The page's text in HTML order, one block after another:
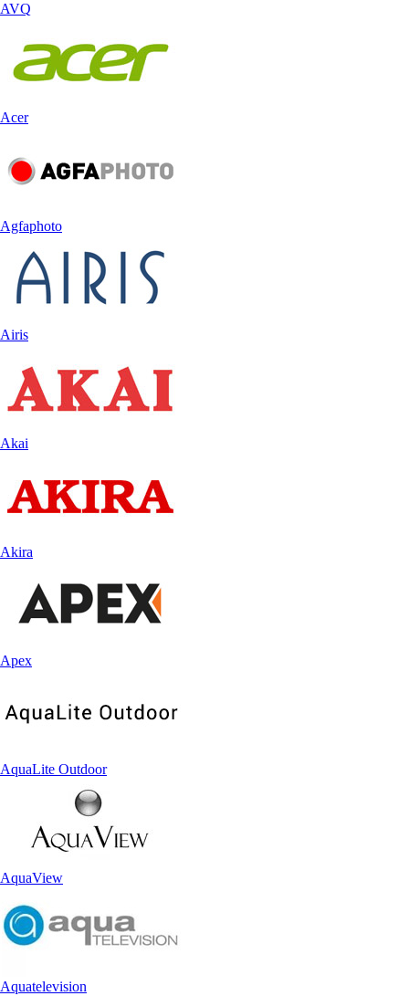
AVQ
Acer
Agfaphoto
Airis
Akai
Akira
Apex
AquaLite Outdoor
AquaView
Aquatelevision